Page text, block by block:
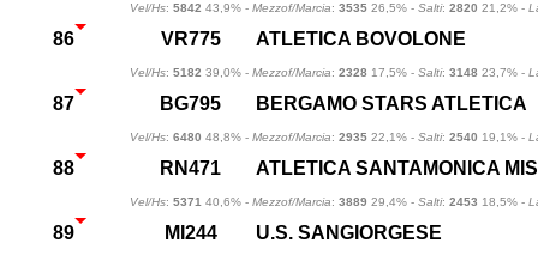
Vel/Hs: 5842 43,9% - Mezzof/Marcia: 3535 26,5% - Salti: 2820 21,2% -
86 VR775 ATLETICA BOVOLONE
Vel/Hs: 5182 39,0% - Mezzof/Marcia: 2328 17,5% - Salti: 3148 23,7% -
87 BG795 BERGAMO STARS ATLETICA
Vel/Hs: 6480 48,8% - Mezzof/Marcia: 2935 22,1% - Salti: 2540 19,1% -
88 RN471 ATLETICA SANTAMONICA
Vel/Hs: 5371 40,6% - Mezzof/Marcia: 3889 29,4% - Salti: 2453 18,5% -
89 MI244 U.S. SANGIORGESE